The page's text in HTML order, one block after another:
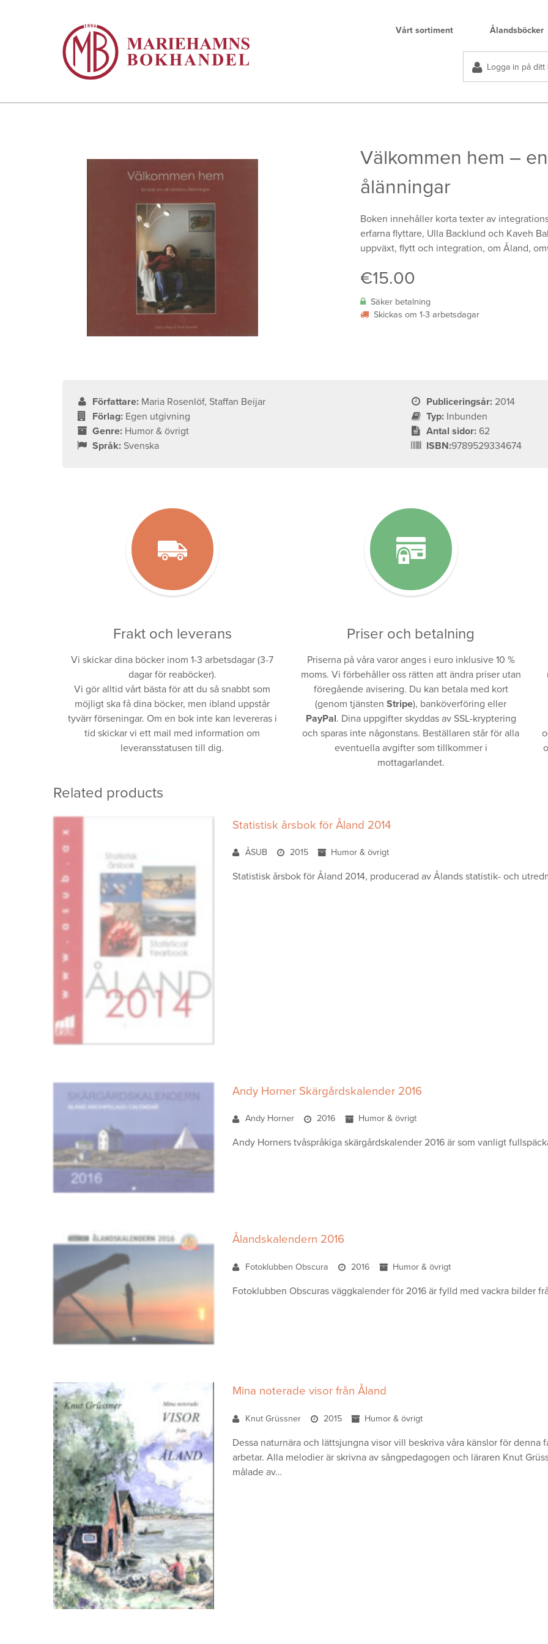
Vårt sortiment Ålandsböcker
Logga in på ditt
Välkommen hem –
ålänningar
Boken innehåller korta texter av
erfarna flyttare, Ulla Backlund och Kaveh
uppväxt, flytt och integration, om Åland,
€15.00
Säker betalning
Skickas om 1-3 arbetsdagar
Författare: Maria Rosenlöf, Staffan Beijar
Förlag: Egen utgivning
Genre: Humor & övrigt
Språk: Svenska
Publiceringsår: 2014
Typ: Inbunden
Antal sidor: 62
ISBN:9789529334674
Frakt och leverans
Vi skickar dina böcker inom 1-3 arbetsdagar (3-7
dagar för reaböcker).
Vi gör alltid vårt bästa för att du så snabbt som
möjligt ska få dina böcker, men ibland uppstår
tyvärr förseningar. Om en bok inte kan levereras i
tid skickar vi ett mail med information om
leveransstatusen till dig.
Priser och betalning
Priserna på våra varor anges i euro inklusive 10 %
moms. Vi förbehåller oss rätten att ändra priser utan
föregående avisering. Du kan betala med kort
(genom tjänstenStripe), banköverföring eller
PayPal. Dina uppgifter skyddas av SSL-kryptering
och sparas inte någonstans. Beställaren står för alla
eventuella avgifter som tillkommer i
mottagarlandet.
Related products
Statistisk årsbok för Åland 2014
ÅSUB 2015 Humor & övrigt
Statistisk årsbok för Åland 2014, producerad av Ålands statistik- och
Andy Horner Skärgårdskalender 2016
Andy Horner 2016 Humor & övrigt
Andy Horners tvåspråkiga skärgårdskalender 2016 är som vanligt
Ålandskalendern 2016
Fotoklubben Obscura 2016 Humor & övrigt
Fotoklubben Obscuras väggkalender för 2016 är fylld med vackra bilder
Mina noterade visor från Åland
Knut Grüssner 2015 Humor & övrigt
Dessa naturnära och lättsjungna visor vill beskriva våra känslor för
arbetar. Alla melodier är skrivna av sångpedagogen och läraren Knut
målade av…